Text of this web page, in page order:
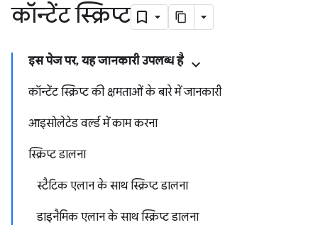
कॉन्टेंट स्क्रिप्ट
इस पेज पर, यह जानकारी उपलब्ध है
कॉन्टेंट स्क्रिप्ट की क्षमताओं के बारे में जानकारी
आइसोलेटेड वर्ल्ड में काम करना
स्क्रिप्ट डालना
स्टैटिक एलान के साथ स्क्रिप्ट डालना
डाइनैमिक एलान के साथ स्क्रिप्ट डालना